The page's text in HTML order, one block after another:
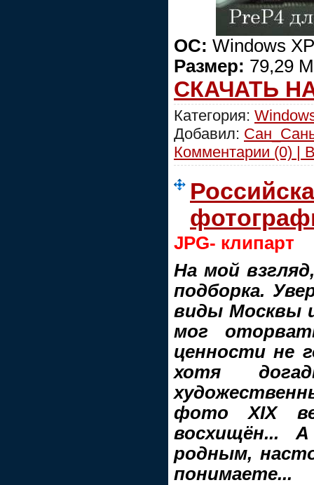
ОС: Windows
Размер: 79,29
СКАЧАТЬ
Категория:
Добавил:
Комментарии (0) |
JPG- клипарт
На мой
подборка.
виды Москвы
мог
ценности не
хотя
фото XIX
восхищён...
родным,
понимаете...